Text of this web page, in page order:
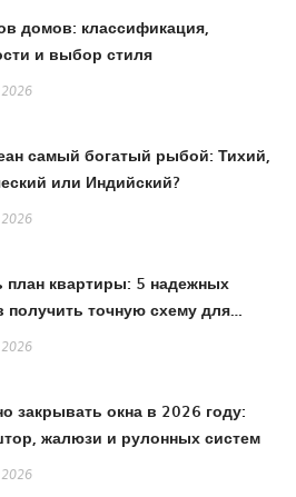
домов: классификация,
и выбор стиля
самый богатый рыбой: Тихий,
или Индийский?
план квартиры: 5 надежных
получить точную схему для
закрывать окна в 2026 году:
жалюзи и рулонных систем